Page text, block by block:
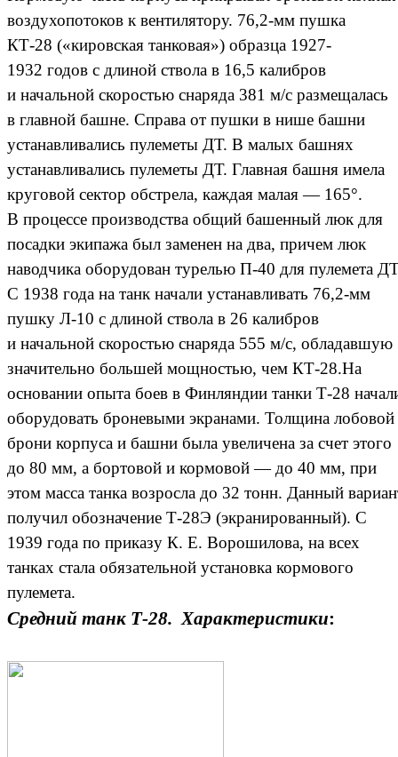
воздухопотоков к вентилятору. 76,2-мм пушка
КТ-28 («кировская танковая») образца 1927-
1932 годов с длиной ствола в 16,5 калибров
и начальной скоростью снаряда 381 м/с размещалась
в главной башне. Справа от пушки в нише башни
устанавливались пулеметы ДТ. В малых башнях
устанавливались пулеметы ДТ. Главная башня имела
круговой сектор обстрела, каждая малая — 165°.
В процессе производства общий башенный люк для
посадки экипажа был заменен на два, причем люк
наводчика оборудован турелью П-40 для пулемета
С 1938 года на танк начали устанавливать 76,2-мм
пушку Л-10 с длиной ствола в 26 калибров
и начальной скоростью снаряда 555 м/с, обладавшую
значительно большей мощностью, чем КТ-28.На
основании опыта боев в Финляндии танки Т-28
оборудовать броневыми экранами. Толщина лобовой
брони корпуса и башни была увеличена за счет этого
до 80 мм, а бортовой и кормовой — до 40 мм, при
этом масса танка возросла до 32 тонн. Данный
получил обозначение Т-28Э (экранированный). С
1939 года по приказу К. Е. Ворошилова, на всех
танках стала обязательной установка кормового
пулемета.
Средний танк Т-28. Характеристики: